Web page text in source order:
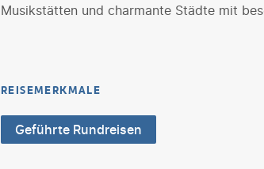
Musikstätten und charmante Städte mit
REISEMERKMALE
Geführte Rundreisen